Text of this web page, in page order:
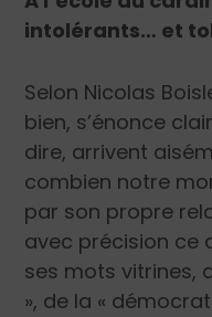
intolérants… et
Selon Nicolas
bien, s’énonce
dire, arrivent
combien notre
par son propre
avec précision ce
ses mots vitrines,
», de la «